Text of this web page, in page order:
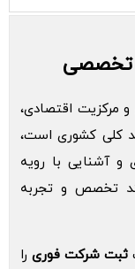
تخصصی
مرکزیت اقتصادی،
کلی کشوری است،
و آشنایی با رویه
تخصص و تجربه
ثبت شرکت فوریرا